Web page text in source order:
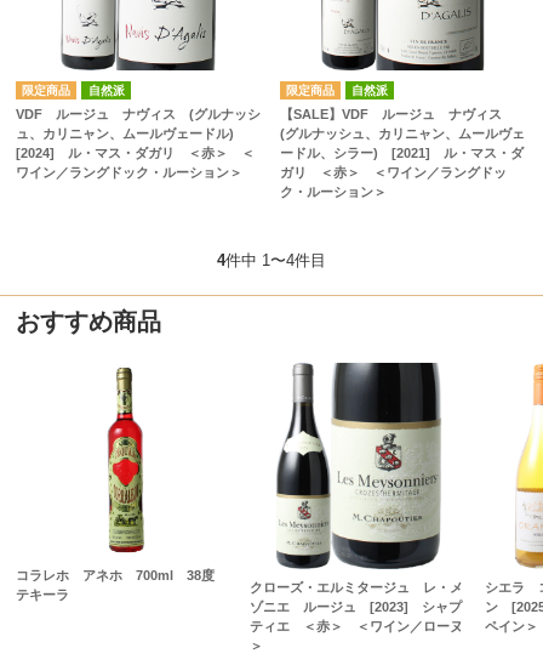
自然派
VDF ルージュ ナヴィス (グルナッシ
ュ、カリニャン、ムールヴェードル)
[2024] ル・マス・ダガリ ＜赤＞ ＜
ワイン／ラングドック・ルーション＞
自然派
【SALE】VDF ルージュ ナヴィス
(グルナッシュ、カリニャン、ムールヴェ
ードル、シラー) [2021] ル・マス・ダ
ガリ ＜赤＞ ＜ワイン／ラングドッ
ク・ルーション＞
4件中 1〜4件目
おすすめ商品
コラレホ アネホ 700ml 38度
テキーラ
クローズ・エルミタージュ レ・メ
ゾニエ ルージュ [2023] シャプ
ティエ ＜赤＞ ＜ワイン／ローヌ
＞
シエラ
ン
ペイン＞